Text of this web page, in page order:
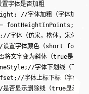
字体是否加粗
//字体加粗（字体加粗
fontHeightInPoints; //字
体（仿宋，楷体，宋体 ）
字体颜色（short
字变为斜体（true是，
字体下划线（下划线
字体上标下标（字体上标
示删除线（true显示，